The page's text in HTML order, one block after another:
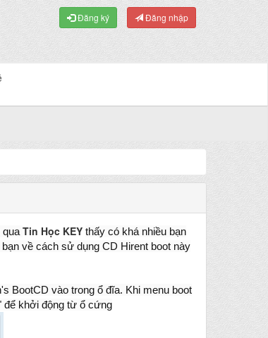
Đăng ký Đăng nhập
qua Tin Học KEY thấy có khá nhiều bạn
về cách sử dụng CD Hirent boot này
BootCD vào trong ổ đĩa. Khi menu boot
để khởi động từ ổ cứng